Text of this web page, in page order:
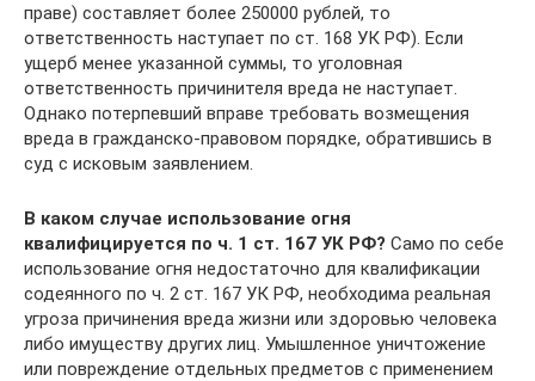
праве) составляет более 250000 рублей, то
ответственность наступает по ст. 168 УК РФ). Если
ущерб менее указанной суммы, то уголовная
ответственность причинителя вреда не наступает.
Однако потерпевший вправе требовать возмещения
вреда в гражданско-правовом порядке, обратившись в
суд с исковым заявлением.
В каком случае использование огня
квалифицируется по ч. 1 ст. 167 УК РФ? Само по себе
использование огня недостаточно для квалификации
содеянного по ч. 2 ст. 167 УК РФ, необходима реальная
угроза причинения вреда жизни или здоровью человека
либо имуществу других лиц. Умышленное уничтожение
или повреждение отдельных предметов с применением